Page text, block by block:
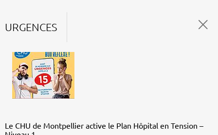
URGENCES
Le CHU de Montpellier active le Plan Hôpital en Tension –